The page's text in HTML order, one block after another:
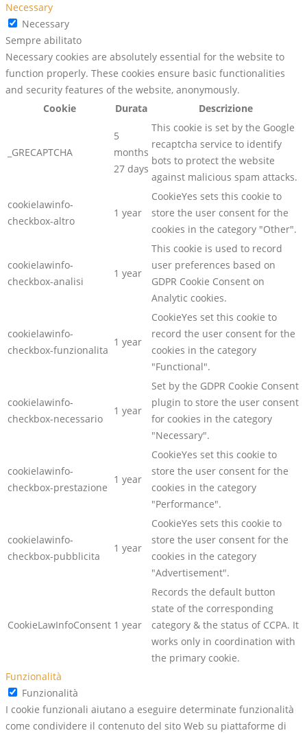
Necessary
Necessary
Sempre abilitato
Necessary cookies are absolutely essential for the website to
function properly. These cookies ensure basic functionalities
and security features of the website, anonymously.
Cookie
Durata Descrizione
_GRECAPTCHA
5
months
27 days
This cookie is set by the Google
recaptcha service to identify
bots to protect the website
against malicious spam attacks.
cookielawinfo-
checkbox-altro
1 year
CookieYes sets this cookie to
store the user consent for the
cookies in the category "Other".
cookielawinfo-
checkbox-analisi
1 year
This cookie is used to record
user preferences based on
GDPR Cookie Consent on
Analytic cookies.
cookielawinfo-
checkbox-funzionalita
1 year
CookieYes set this cookie to
record the user consent for the
cookies in the category
"Functional".
cookielawinfo-
checkbox-necessario
1 year
Set by the GDPR Cookie Consent
plugin to store the user consent
for cookies in the category
"Necessary".
cookielawinfo-
checkbox-prestazione
1 year
CookieYes set this cookie to
store the user consent for the
cookies in the category
"Performance".
cookielawinfo-
checkbox-pubblicita
1 year
CookieYes sets this cookie to
store the user consent for the
cookies in the category
"Advertisement".
CookieLawInfoConsent 1 year
Records the default button
state of the corresponding
category & the status of CCPA. It
works only in coordination with
the primary cookie.
Funzionalità
Funzionalità
I cookie funzionali aiutano a eseguire determinate funzionalità
come condividere il contenuto del sito Web su piattaforme di